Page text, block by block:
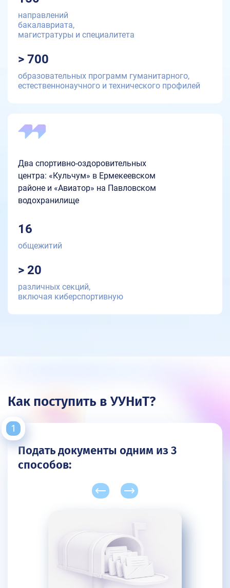
направлений
бакалавриата,
магистратуры и специалитета
> 700
образовательных программ гуманитарного,
естественнонаучного и технического профилей
Два спортивно-оздоровительных
центра: «Кульчум» в Ермекеевском
районе и «Авиатор» на Павловском
водохранилище
16
общежитий
> 20
различных секций,
включая киберспортивную
Как поступить в УУНиТ?
Подать документы одним из 3
способов: